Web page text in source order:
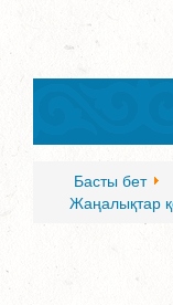
Басты бет
Жаңалықтар